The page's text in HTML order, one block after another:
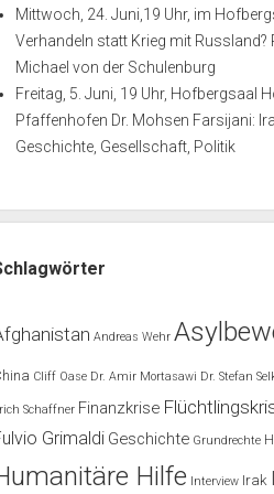
Mittwoch, 24. Juni,19 Uhr, im
Verhandeln statt Krieg mit Russland?
Michael von der Schulenburg
Freitag, 5. Juni, 19 Uhr, Hofbergsaal
Pfaffenhofen Dr. Mohsen Farsijani:
Geschichte, Gesellschaft, Politik
Andreas Wehr
Cliff Oase Dr. Amir Mortasawi Dr. Stefan
Schaffner Finanzkrise
Grimaldi Geschichte Grundrechte
Hilfe Interview Irak